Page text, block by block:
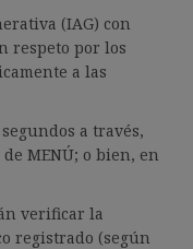
(IAG) con
respeto por los
a las
a través,
MENÚ; o bien, en
verificar la
registrado (según